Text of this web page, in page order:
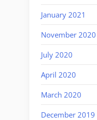
January 2021
November 2020
July 2020
April 2020
March 2020
December 2019